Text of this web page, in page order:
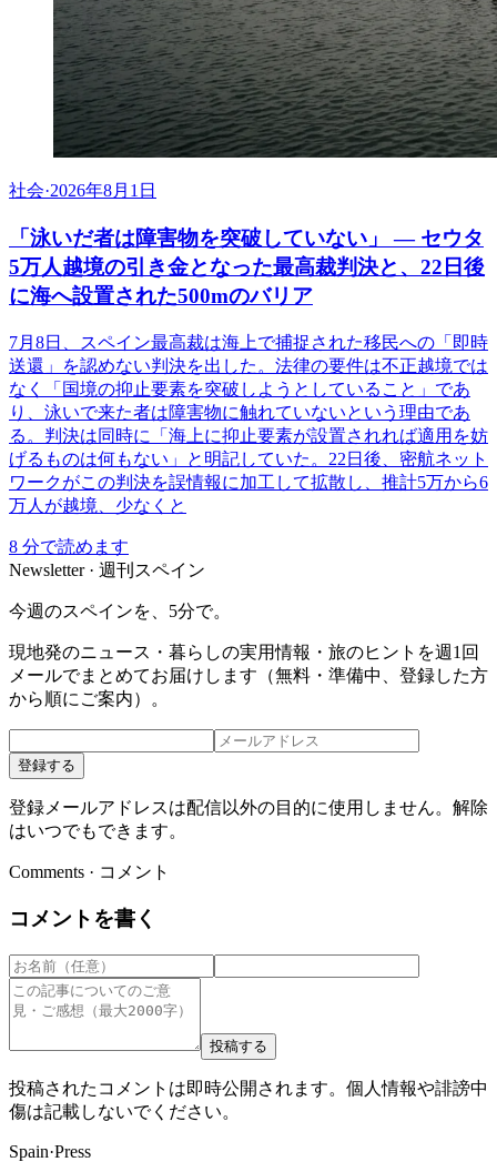
社会·2026年8月1日
「泳いだ者は障害物を突破していない」 ― セウタ
5万人越境の引き金となった最高裁判決と、22日後
に海へ設置された500mのバリア
7月8日、スペイン最高裁は海上で捕捉された移民への「即時
送還」を認めない判決を出した。法律の要件は不正越境では
なく「国境の抑止要素を突破しようとしていること」であ
り、泳いで来た者は障害物に触れていないという理由であ
る。判決は同時に「海上に抑止要素が設置されれば適用を妨
げるものは何もない」と明記していた。22日後、密航ネット
ワークがこの判決を誤情報に加工して拡散し、推計5万から6
万人が越境、少なくと
8 分で読めます
Newsletter · 週刊スペイン
今週のスペインを、5分で。
現地発のニュース・暮らしの実用情報・旅のヒントを週1回
メールでまとめてお届けします（無料・準備中、登録した方
から順にご案内）。
登録する
登録メールアドレスは配信以外の目的に使用しません。解除
はいつでもできます。
Comments · コメント
コメントを書く
投稿する
投稿されたコメントは即時公開されます。個人情報や誹謗中
傷は記載しないでください。
Spain·Press